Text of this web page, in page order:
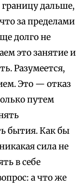
дальше,
за пределами
долго не
это занятие и
Разумеется,
Это — отказ
путем
бытия. Как бы
сила не
в себе
а что же